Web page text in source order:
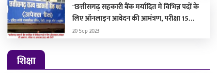
"छत्तीसगढ़ सहकारी बैंक मर्यादित में विभिन्न पदों के
लिए ऑनलाइन आवेदन की आमंत्रण, परीक्षा 15
अक्टूबर 2023 को होगी"
20-Sep-2023
शिक्षा